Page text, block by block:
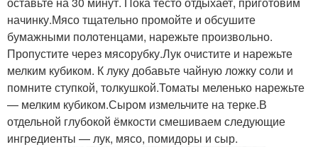
начинку.Мясо тщательно промойте и обсушите
бумажными полотенцами, нарежьте произвольно.
Пропустите через мясорубку.Лук очистите и нарежьте
мелким кубиком. К луку добавьте чайную ложку соли и
помните ступкой, толкушкой.Томаты меленько нарежьте
— мелким кубиком.Сыром измельчите на терке.В
отдельной глубокой ёмкости смешиваем следующие
ингредиенты — лук, мясо, помидоры и сыр.